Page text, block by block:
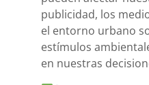
publicidad, los
el entorno urbano
estímulos
en nuestras